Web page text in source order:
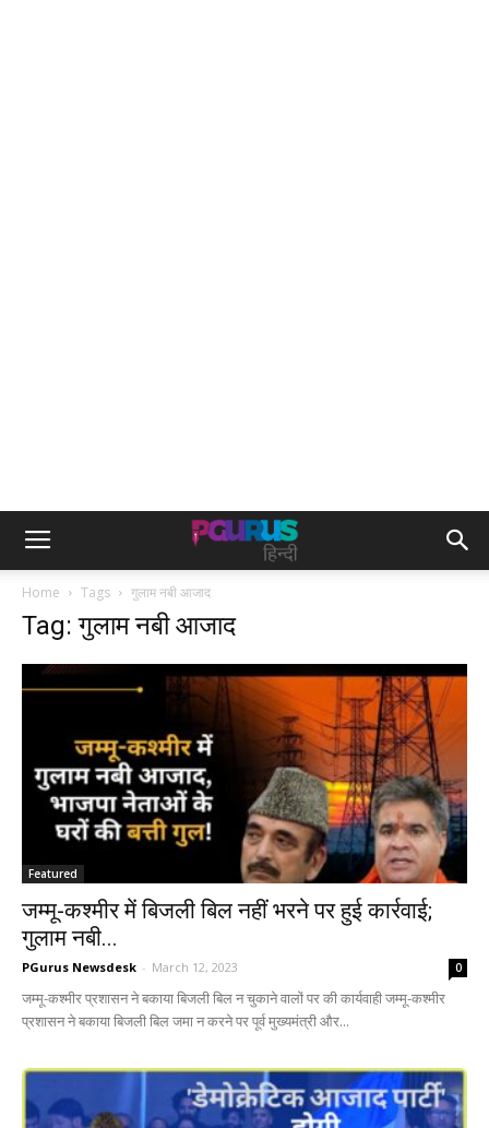
Home Tags गुलाम नबी आजाद
Tag: गुलाम नबी आजाद
Featured
जम्मू-कश्मीर में बिजली बिल नहीं भरने पर हुई कार्रवाई;
गुलाम नबी...
PGurus Newsdesk - March 12, 2023 0
जम्मू-कश्मीर प्रशासन ने बकाया बिजली बिल न चुकाने वालों पर की कार्यवाही जम्मू-कश्मीर
प्रशासन ने बकाया बिजली बिल जमा न करने पर पूर्व मुख्यमंत्री और...